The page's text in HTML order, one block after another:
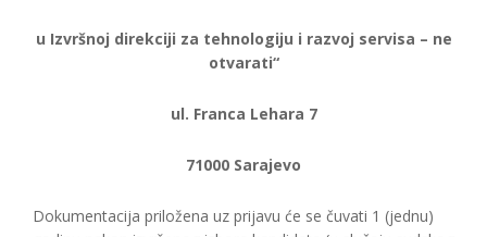
u Izvršnoj direkciji za tehnologiju i razvoj servisa – ne
otvarati“
ul. Franca Lehara 7
71000 Sarajevo
Dokumentacija priložena uz prijavu će se čuvati 1 (jednu)